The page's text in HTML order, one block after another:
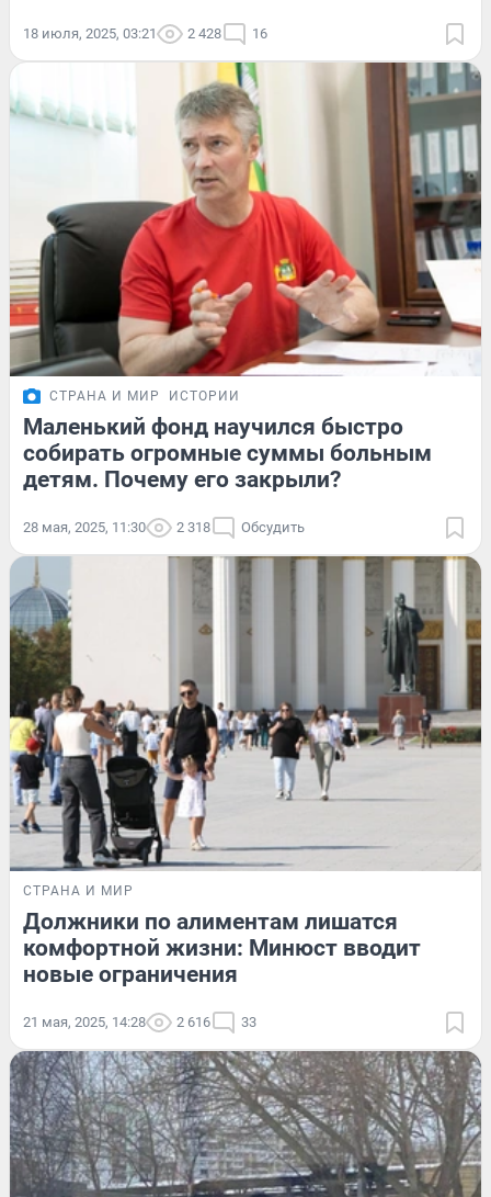
18 июля, 2025, 03:21 2 428 16
СТРАНА И МИР ИСТОРИИ
Маленький фонд научился быстро
собирать огромные суммы больным
детям. Почему его закрыли?
28 мая, 2025, 11:30 2 318 Обсудить
СТРАНА И МИР
Должники по алиментам лишатся
комфортной жизни: Минюст вводит
новые ограничения
21 мая, 2025, 14:28 2 616 33